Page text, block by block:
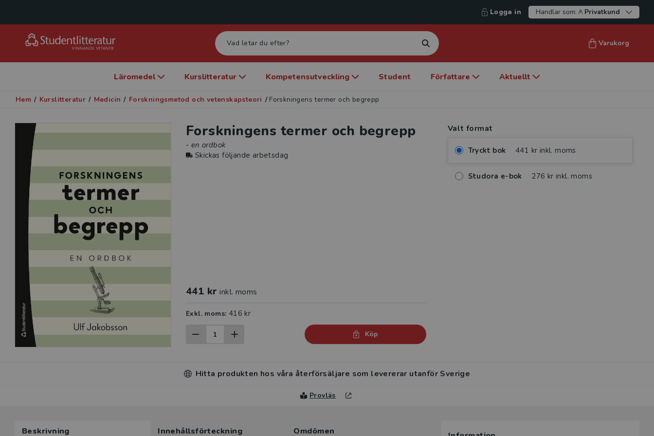
Logga in Handlar som: Privatkund
Varukorg
Läromedel Kurslitteratur Kompetensutveckling Student Författare Aktuellt
Hem / Kurslitteratur / Medicin / Forskningsmetod och vetenskapsteori / Forskningens termer och begrepp
Forskningens termer och begrepp
- en ordbok
Skickas följande arbetsdag
441 kr inkl. moms
Exkl. moms: 416 kr
Köp
Valt format
Tryckt bok 441 kr inkl. moms
Studora e-bok 276 kr inkl. moms
Hitta produkten hos våra återförsäljare som levererar utanför Sverige
Provläs
Beskrivning Innehållsförteckning Omdömen